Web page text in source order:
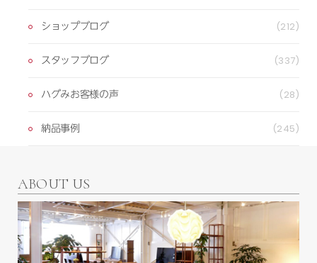
ショップブログ (212)
スタッフブログ (337)
ハグみお客様の声 (28)
納品事例 (245)
ABOUT US